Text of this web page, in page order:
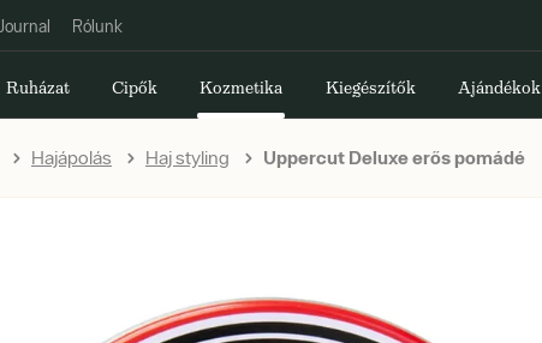
Journal Rólunk
Ruházat Cipők Kozmetika Kiegészítők Ajándékok
Hajápolás Haj styling Uppercut Deluxe erős pomádé